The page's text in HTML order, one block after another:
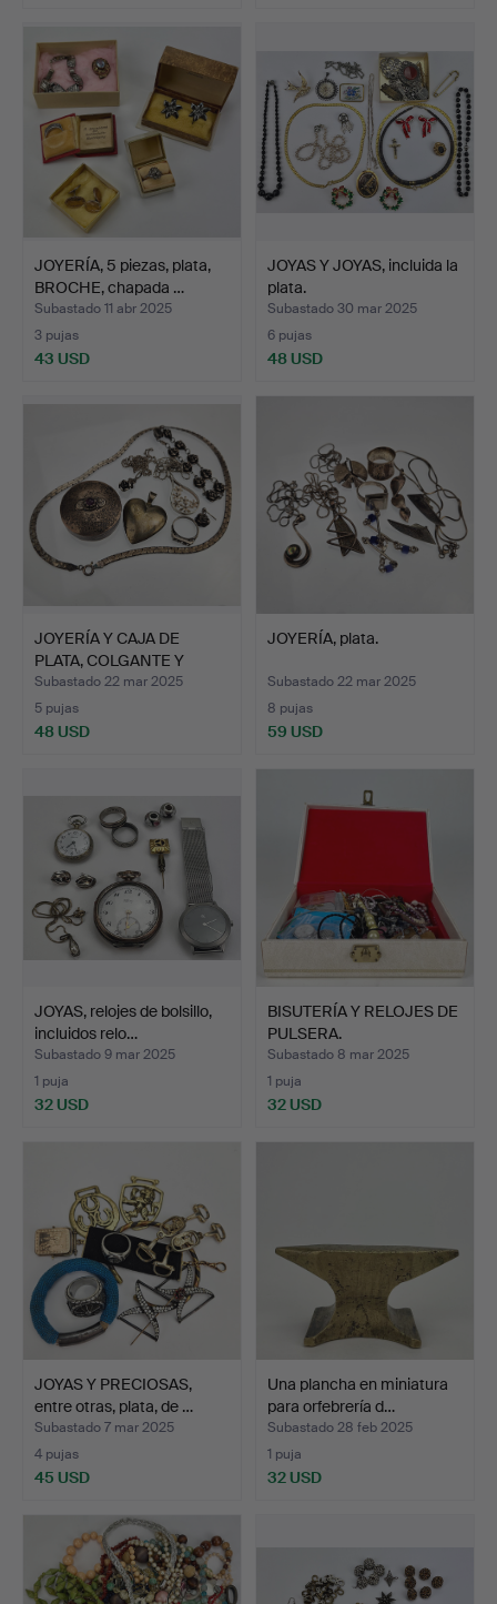
JOYERÍA, 5 piezas, plata,
BROCHE, chapada …
Subastado 11 abr 2025
3 pujas
43 USD
JOYAS Y JOYAS, incluida la
plata.
Subastado 30 mar 2025
6 pujas
48 USD
JOYERÍA Y CAJA DE
PLATA, COLGANTE Y
COLGAN…
Subastado 22 mar 2025
5 pujas
48 USD
JOYERÍA, plata.
Subastado 22 mar 2025
8 pujas
59 USD
JOYAS, relojes de bolsillo,
incluidos relo…
Subastado 9 mar 2025
1 puja
32 USD
BISUTERÍA Y RELOJES DE
PULSERA.
Subastado 8 mar 2025
1 puja
32 USD
JOYAS Y PRECIOSAS,
entre otras, plata, de …
Subastado 7 mar 2025
4 pujas
45 USD
Una plancha en miniatura
para orfebrería d…
Subastado 28 feb 2025
1 puja
32 USD